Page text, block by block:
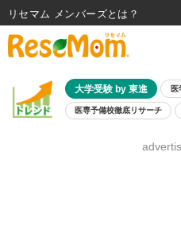
大学受験 by 東進 医
医専予備校徹底リサーチ
8月開催学校説
リセマム メンバーズ